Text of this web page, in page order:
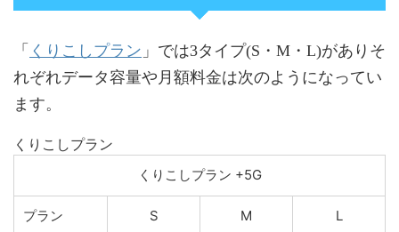
「 くりこしプラン 」では3タイプ(S・M・L)がありそ
れぞれデータ容量や月額料金は次のようになってい
ます。
くりこしプラン
くりこしプラン +5G
プラン S M L